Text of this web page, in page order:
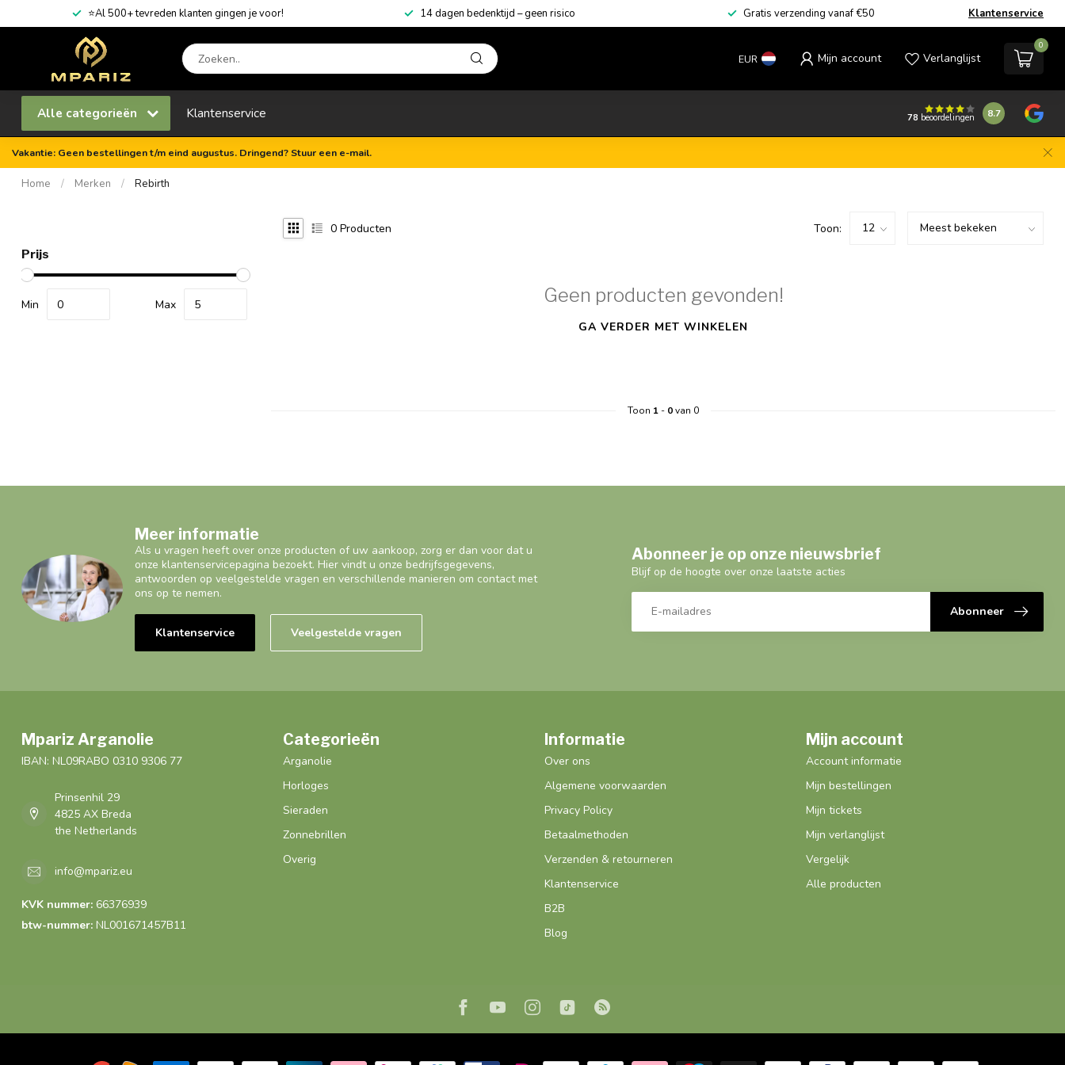
⭐Al 500+ tevreden klanten gingen je voor! 14 dagen bedenktijd – geen risico Gratis verzending vanaf €50 Klantenservice
EUR Mijn account Verlanglijst
0
Alle categorieën Klantenservice 78 beoordelingen 8.7
Vakantie: Geen bestellingen t/m eind augustus. Dringend? Stuur een e-mail.
Home / Merken / Rebirth
Prijs
Min Max
0 Producten Toon:
Geen producten gevonden!
GA VERDER MET WINKELEN
Toon 1- 0van 0
Meer informatie
Als u vragen heeft over onze producten of uw aankoop, zorg er dan voor dat u
onze klantenservicepagina bezoekt. Hier vindt u onze bedrijfsgegevens,
antwoorden op veelgestelde vragen en verschillende manieren om contact met
ons op te nemen.
Klantenservice Veelgestelde vragen
Abonneer je op onze nieuwsbrief
Blijf op de hoogte over onze laatste acties
Abonneer
Mpariz Arganolie
IBAN: NL09RABO 0310 9306 77
Prinsenhil 29
4825 AX Breda
the Netherlands
info@mpariz.eu
KVK nummer: 66376939
btw-nummer: NL001671457B11
Categorieën
Arganolie
Horloges
Sieraden
Zonnebrillen
Overig
Informatie
Over ons
Algemene voorwaarden
Privacy Policy
Betaalmethoden
Verzenden & retourneren
Klantenservice
B2B
Blog
Mijn account
Account informatie
Mijn bestellingen
Mijn tickets
Mijn verlanglijst
Vergelijk
Alle producten